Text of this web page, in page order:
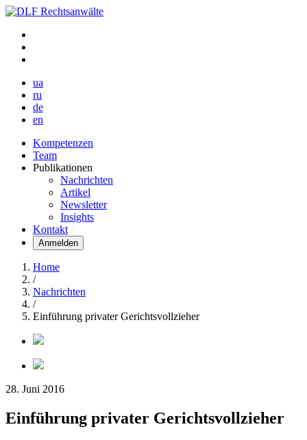
ua
ru
de
en
Kompetenzen
Team
Publikationen
Nachrichten
Artikel
Newsletter
Insights
Kontakt
Anmelden
Home
/
Nachrichten
/
Einführung privater Gerichtsvollzieher
28. Juni 2016
Einführung privater Gerichtsvollzieher